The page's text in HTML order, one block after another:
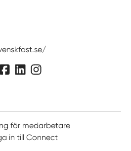
för medarbetare
in till Connect